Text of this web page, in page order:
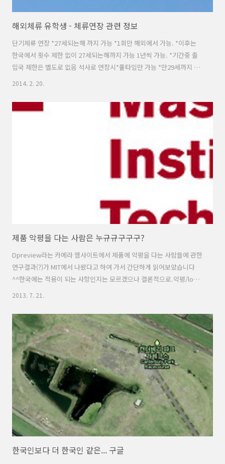
해외체류 유학생 - 체류연장 관련 정보
단기체류 연장 *27세되는해 까지 가능 *1회만 해외에서 가능. *이후는
한국에서 횟수 제한 없이 27세되는해까지 가능 1년씩 가능. *기간중 출
입국 제한은 별도로 없음 석사로 연장시*풀타임만 가능 *만29세까지 가
능 *단기체류와 혼합 가능 *석사중 영주권 취득시 1년조건 미적용 *석사
소지가 있으므로 병무청 홈페이지에서 최신 정보를 확인하시기바랍니
다. 아울러 일반적으로 국가별로 담당 조무관이 있으니 참조하시기 바랍
세(지원시 나이) 3. 병원에 인턴 채용된 상태여야 함병원장을 통해 지원
하며, 레지던트 완료후 필요에 따라 공보위, 의무관으로 배치-공보위 직
2014. 2. 20.
제품 악평을 다는 사람은 누규규구구구?
Dpreview라는 카메라 웹사이트에서 제품에 악평을 다는 사람들에 관한
연구결과(?)가 MIT에서 나왔다고 하여 가서 간단하게 읽어보았습니다
^^한국에는 적용이 되는 사항인지는 모르겠으나 결론적으로.악평/low
rating을 다는 주용 원인으로 생각되는:주문 제품과이 차이리뷰어의 성
금등을 사용 구매확인이 안된 구매자가 남겼을 가능성업체들의 작업시
간차등은 아닌것으로 파악이 되었고.. 과거에 본업체와 거래를 많이 했던
사용자로서 불만이 있고 개선을 바라는 사용자인 경우라고 하네요..업체
는 아니고 일개 개인인 경우가 많다. 좀더 자세히 읽어보실분들은...
http://web.mit.edu/simester/Public/Papers/Decepti..
2013. 7. 21.
한국인보다 더 한국인 같은... 구글